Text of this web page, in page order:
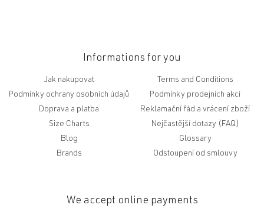
Informations for you
Jak nakupovat
Terms and Conditions
Podmínky ochrany osobních údajů
Podmínky prodejních akcí
Doprava a platba
Reklamační řád a vrácení zboží
Size Charts
Nejčastější dotazy (FAQ)
Blog
Glossary
Brands
Odstoupení od smlouvy
We accept online payments